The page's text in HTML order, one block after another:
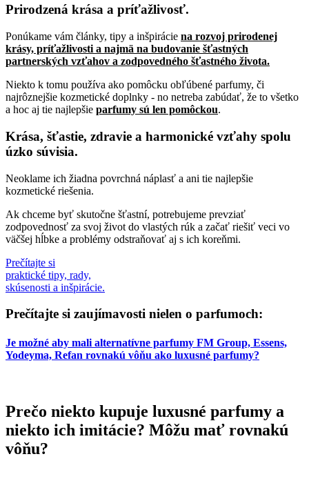
Prirodzená krása a príťažlivosť.
Ponúkame vám články, tipy a inšpirácie na rozvoj prirodenej
krásy, príťažlivosti a najmä na budovanie šťastných
partnerských vzťahov a zodpovedného šťastného života.
Niekto k tomu používa ako pomôcku obľúbené parfumy, či
najrôznejšie kozmetické doplnky - no netreba zabúdať, že to všetko
a hoc aj tie najlepšie parfumy sú len pomôckou.
Krása, šťastie, zdravie a harmonické vzťahy spolu
úzko súvisia.
Neoklame ich žiadna povrchná náplasť a ani tie najlepšie
kozmetické riešenia.
Ak chceme byť skutočne šťastní, potrebujeme prevziať
zodpovednosť za svoj život do vlastých rúk a začať riešiť veci vo
väčšej hĺbke a problémy odstraňovať aj s ich koreňmi.
Prečítajte si
praktické tipy, rady,
skúsenosti a inšpirácie.
Prečítajte si zaujímavosti nielen o parfumoch:
Je možné aby mali alternatívne parfumy FM Group, Essens,
Yodeyma, Refan rovnakú vôňu ako luxusné parfumy?
Prečo niekto kupuje luxusné parfumy a
niekto ich imitácie? Môžu mať rovnakú
vôňu?